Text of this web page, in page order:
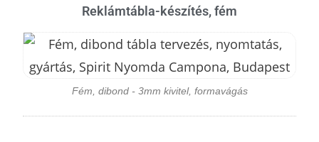
Reklámtábla-készítés, fém
Fém, dibond - 3mm kivitel, formavágás